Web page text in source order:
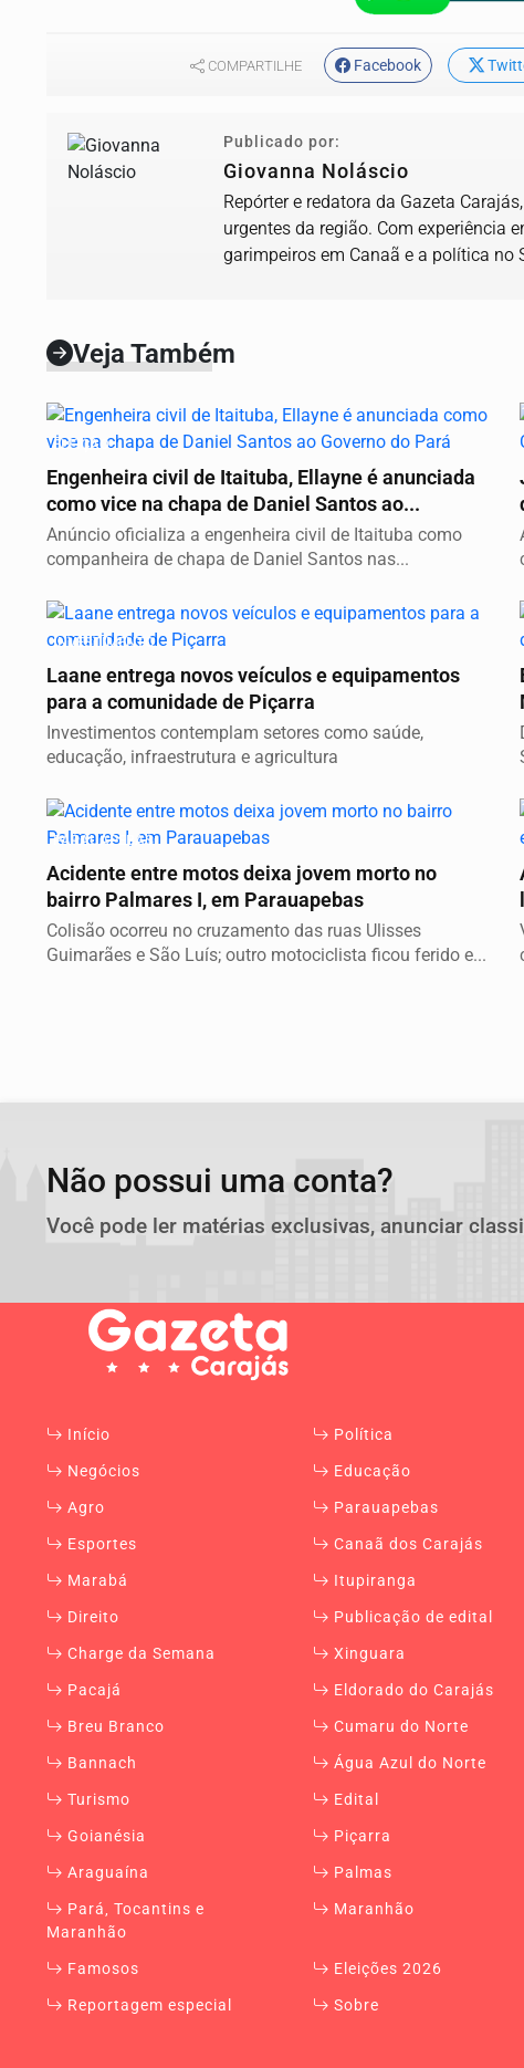
COMPARTILHE Facebook
Publicado por:
Giovanna Noláscio
Repórter e redatora da Gazeta
urgentes da região. Com experiência
garimpeiros em Canaã e a política no
Veja Também
ELEIÇÃO
Engenheira civil de Itaituba, Ellayne é anunciada
como vice na chapa de Daniel Santos ao...
Anúncio oficializa a engenheira civil de Itaituba como
companheira de chapa de Daniel Santos nas...
INVESTIMENTO
Laane entrega novos veículos e equipamentos
para a comunidade de Piçarra
Investimentos contemplam setores como saúde,
educação, infraestrutura e agricultura
PARAUAPEBAS
Acidente entre motos deixa jovem morto no
bairro Palmares I, em Parauapebas
Colisão ocorreu no cruzamento das ruas Ulisses
Guimarães e São Luís; outro motociclista ficou ferido e...
Não possui uma conta?
Você pode ler matérias exclusivas, anunciar
Início Política
Negócios
Educação
Agro
Parauapebas
Esportes
Canaã dos Carajás
Marabá
Itupiranga
Direito
Publicação de edital
Charge da Semana
Xinguara
Pacajá
Eldorado do Carajás
Breu Branco
Cumaru do Norte
Bannach
Água Azul do Norte
Turismo
Edital
Goianésia
Piçarra
Araguaína
Palmas
Pará, Tocantins e
Maranhão
Maranhão
Famosos Eleições 2026
Reportagem especial
Sobre